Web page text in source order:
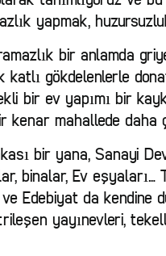
yapmak,
bir anlamda
katlı gökdelenlerle
bir ev yapımı bir
kenar mahallede daha
bir yana, Sanayi
binalar, Ev eşyaları…
Edebiyat da kendine
yayınevleri,